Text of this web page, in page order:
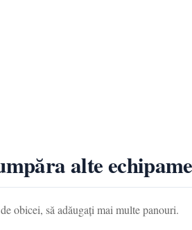
alte
obicei, să adăugați mai multe panouri.